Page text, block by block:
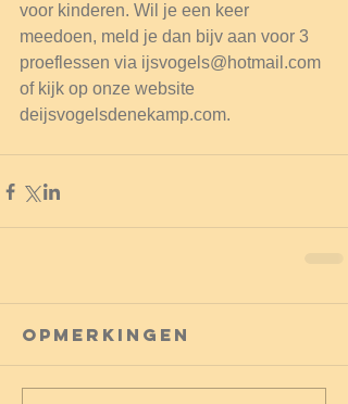
voor kinderen. Wil je een keer
meedoen, meld je dan bijv aan voor 3
proeflessen via ijsvogels@hotmail.com
of kijk op onze website
deijsvogelsdenekamp.com.
Opmerkingen